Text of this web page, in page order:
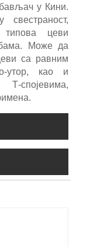
у Кини.
цеви
Може да
са равним
утор, као и